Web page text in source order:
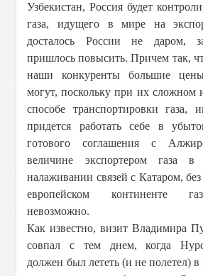
Узбекистан, Россия будет
газа, идущего в мире на
досталось России не даром,
пришлось повысить. Причем так,
наши конкуренты большие
могут, поскольку при их сложном
способе транспортировки газа,
придется работать себе в
готового соглашения с
величине экспортером газа
налаживании связей с Катаром,
европейском континенте
невозможно.
Как известно, визит Владимира
совпал с тем днем, когда
должен был лететь (и не полетел)